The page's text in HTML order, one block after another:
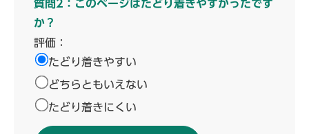
質問2：このページはたどり着きやすかったです
か？
評価：
たどり着きやすい
どちらともいえない
たどり着きにくい